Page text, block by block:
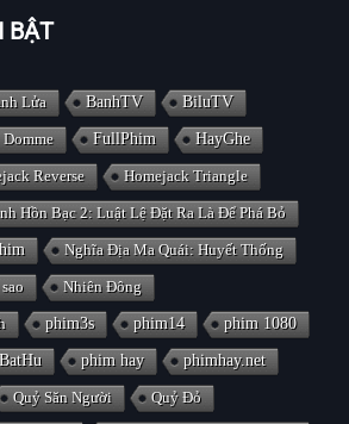
BẬT
Lửa BanhTV BiluTV
Domme FullPhim HayGhe
Reverse Homejack Triangle
Hồn Bạc 2: Luật Lệ Đặt Ra Là Để Phá Bỏ
Nghĩa Địa Ma Quái: Huyết Thống
Nhiên Đông
phim3s phim14 phim 1080
phim hay phimhay.net
Quỷ Săn Người Quỷ Đỏ